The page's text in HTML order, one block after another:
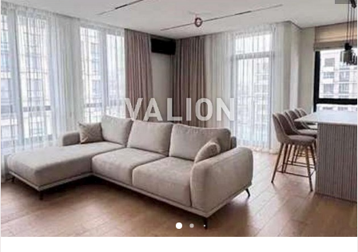
Таун» – строящийся по проекту жилой комплекс, целью
которого является создание заполненного пространством и
солнечным светом открытого квартала с комфортной средой
для проживания. Различная этажность домов и тщательно
просчитанные расстояния между зданиями позволяют
осветить дворы солнечным светом, а также позволяют
наслаждаться живописными пейзажами жителям
максимального количества квартир. Монолитный
железобетонный каркас, являющийся основой конструкции
каждого здания комплекса, обеспечивает высокую прочность и
дает возможность разнообразить планировку квартир. Вокруг
жилого комплекса Файна Таун расположена развитая
инфраструктура, которая обеспечит жильцам все необходимые
сервисы для комфортной и качественной жизни. В ближайшем
окружении жителям будут доступны магазины, рестораны,
банки, образовательные учреждения, парки, зеленые зоны.